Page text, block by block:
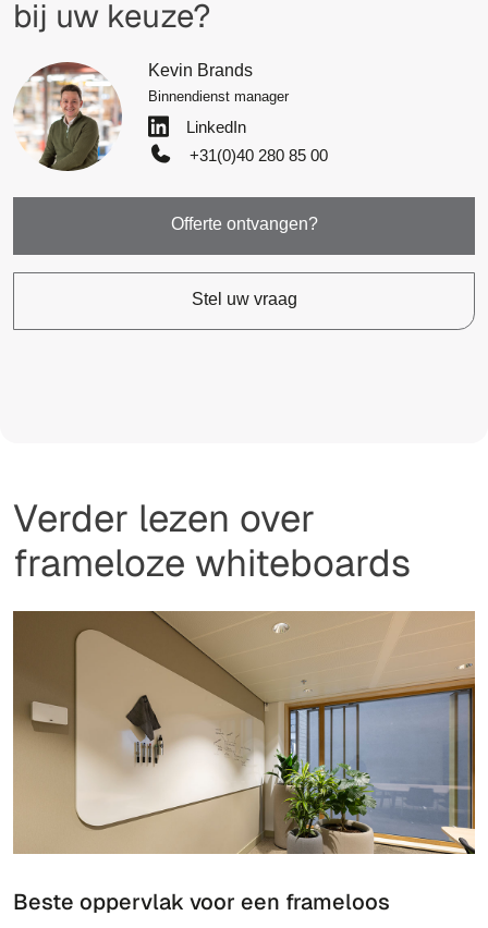
bij uw keuze?
Kevin Brands
Binnendienst manager
LinkedIn
+31(0)40 280 85 00
Offerte ontvangen?
Stel uw vraag
Verder lezen over
frameloze whiteboards
Beste oppervlak voor een frameloos